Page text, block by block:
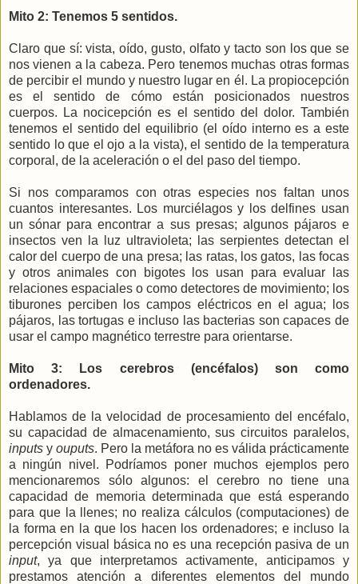
Mito 2: Tenemos 5 sentidos.
Claro que sí: vista, oído, gusto, olfato y tacto son los que se
nos vienen a la cabeza. Pero tenemos muchas otras formas
de percibir el mundo y nuestro lugar en él. La propiocepción
es el sentido de cómo están posicionados nuestros
cuerpos. La nocicepción es el sentido del dolor. También
tenemos el sentido del equilibrio (el oído interno es a este
sentido lo que el ojo a la vista), el sentido de la temperatura
corporal, de la aceleración o el del paso del tiempo.
Si nos comparamos con otras especies nos faltan unos
cuantos interesantes. Los murciélagos y los delfines usan
un sónar para encontrar a sus presas; algunos pájaros e
insectos ven la luz ultravioleta; las serpientes detectan el
calor del cuerpo de una presa; las ratas, los gatos, las focas
y otros animales con bigotes los usan para evaluar las
relaciones espaciales o como detectores de movimiento; los
tiburones perciben los campos eléctricos en el agua; los
pájaros, las tortugas e incluso las bacterias son capaces de
usar el campo magnético terrestre para orientarse.
Mito 3: Los cerebros (encéfalos) son como
ordenadores.
Hablamos de la velocidad de procesamiento del encéfalo,
su capacidad de almacenamiento, sus circuitos paralelos,
inputs y ouputs. Pero la metáfora no es válida prácticamente
a ningún nivel. Podríamos poner muchos ejemplos pero
mencionaremos sólo algunos: el cerebro no tiene una
capacidad de memoria determinada que está esperando
para que la llenes; no realiza cálculos (computaciones) de
la forma en la que los hacen los ordenadores; e incluso la
percepción visual básica no es una recepción pasiva de un
input, ya que interpretamos activamente, anticipamos y
prestamos atención a diferentes elementos del mundo